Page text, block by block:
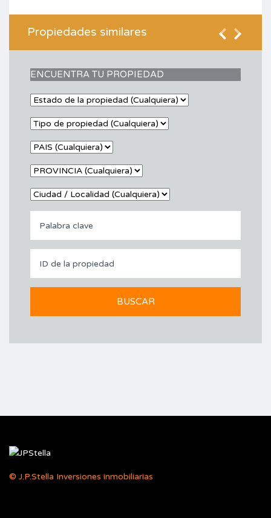
Propiedades similares
ENCUENTRA TU PROPIEDAD
© J.P.Stella Inversiones inmobiliarias